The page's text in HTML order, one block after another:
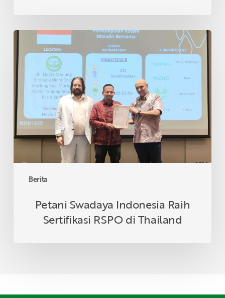
Berita
Petani
Swadaya
Indonesia
Raih
Sertifikasi
RSPO
di
Thailand
Petani Swadaya Indonesia Raih
Sertifikasi RSPO di Thailand